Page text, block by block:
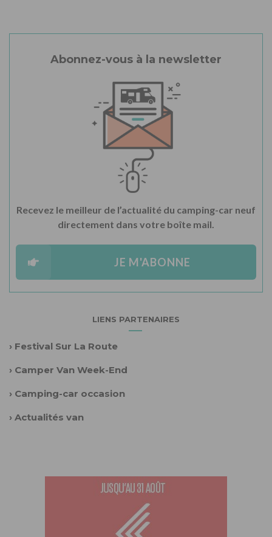
Abonnez-vous à la newsletter
Recevez le meilleur de l’actualité du camping-car neuf
directement dans votre boîte mail.
JE M'ABONNE
LIENS PARTENAIRES
› Festival Sur La Route
› Camper Van Week-End
› Camping-car occasion
› Actualités van